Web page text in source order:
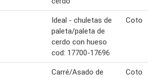
Ideal - chuletas de
paleta/paleta de
cerdo con hueso
cod: 17700-17696
Coto
Carré/Asado de
Coto